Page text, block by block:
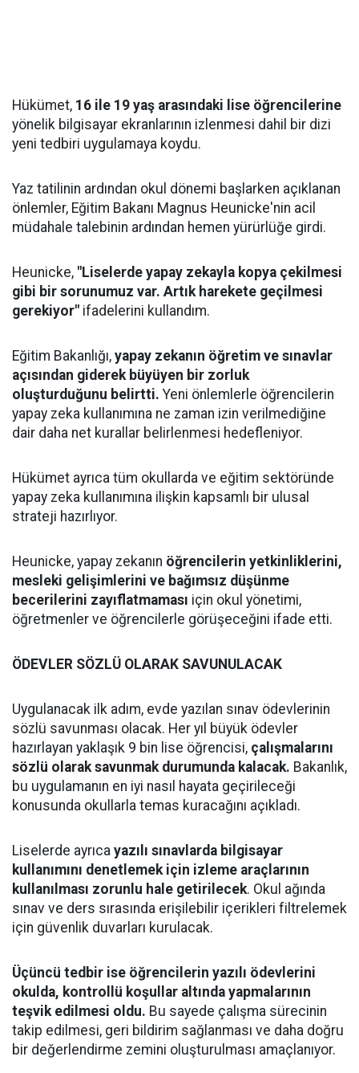
Hükümet, 16 ile 19 yaş arasındaki lise öğrencilerine
yönelik bilgisayar ekranlarının izlenmesi dahil bir dizi
yeni tedbiri uygulamaya koydu.
Yaz tatilinin ardından okul dönemi başlarken açıklanan
önlemler, Eğitim Bakanı Magnus Heunicke'nin acil
müdahale talebinin ardından hemen yürürlüğe girdi.
Heunicke, "Liselerde yapay zekayla kopya çekilmesi
gibi bir sorunumuz var. Artık harekete geçilmesi
gerekiyor" ifadelerini kullandım.
Eğitim Bakanlığı, yapay zekanın öğretim ve sınavlar
açısından giderek büyüyen bir zorluk
oluşturduğunu belirtti. Yeni önlemlerle öğrencilerin
yapay zeka kullanımına ne zaman izin verilmediğine
dair daha net kurallar belirlenmesi hedefleniyor.
Hükümet ayrıca tüm okullarda ve eğitim sektöründe
yapay zeka kullanımına ilişkin kapsamlı bir ulusal
strateji hazırlıyor.
Heunicke, yapay zekanın öğrencilerin yetkinliklerini,
mesleki gelişimlerini ve bağımsız düşünme
becerilerini zayıflatmaması için okul yönetimi,
öğretmenler ve öğrencilerle görüşeceğini ifade etti.
ÖDEVLER SÖZLÜ OLARAK SAVUNULACAK
Uygulanacak ilk adım, evde yazılan sınav ödevlerinin
sözlü savunması olacak. Her yıl büyük ödevler
hazırlayan yaklaşık 9 bin lise öğrencisi, çalışmalarını
sözlü olarak savunmak durumunda kalacak. Bakanlık,
bu uygulamanın en iyi nasıl hayata geçirileceği
konusunda okullarla temas kuracağını açıkladı.
Liselerde ayrıca yazılı sınavlarda bilgisayar
kullanımını denetlemek için izleme araçlarının
kullanılması zorunlu hale getirilecek. Okul ağında
sınav ve ders sırasında erişilebilir içerikleri filtrelemek
için güvenlik duvarları kurulacak.
Üçüncü tedbir ise öğrencilerin yazılı ödevlerini
okulda, kontrollü koşullar altında yapmalarının
teşvik edilmesi oldu. Bu sayede çalışma sürecinin
takip edilmesi, geri bildirim sağlanması ve daha doğru
bir değerlendirme zemini oluşturulması amaçlanıyor.